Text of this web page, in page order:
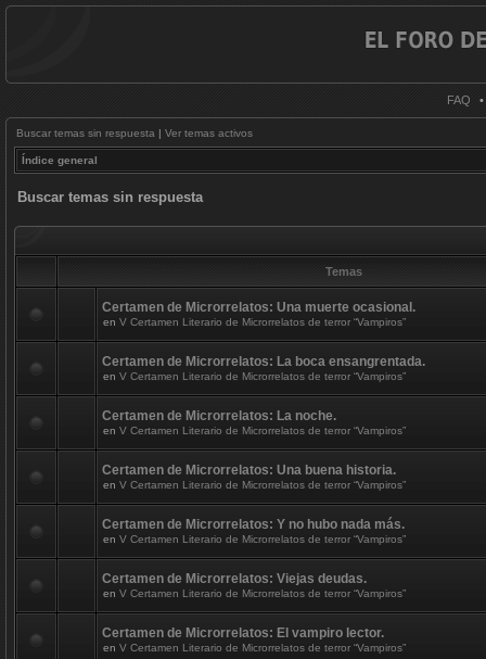
FAQ •
Buscar temas sin respuesta | Ver temas activos
Índice general
Buscar temas sin respuesta
Temas
Certamen de Microrrelatos: Una muerte ocasional.
en V Certamen Literario de Microrrelatos de terror “Vampiros”
Certamen de Microrrelatos: La boca ensangrentada.
en V Certamen Literario de Microrrelatos de terror “Vampiros”
Certamen de Microrrelatos: La noche.
en V Certamen Literario de Microrrelatos de terror “Vampiros”
Certamen de Microrrelatos: Una buena historia.
en V Certamen Literario de Microrrelatos de terror “Vampiros”
Certamen de Microrrelatos: Y no hubo nada más.
en V Certamen Literario de Microrrelatos de terror “Vampiros”
Certamen de Microrrelatos: Viejas deudas.
en V Certamen Literario de Microrrelatos de terror “Vampiros”
Certamen de Microrrelatos: El vampiro lector.
en V Certamen Literario de Microrrelatos de terror “Vampiros”